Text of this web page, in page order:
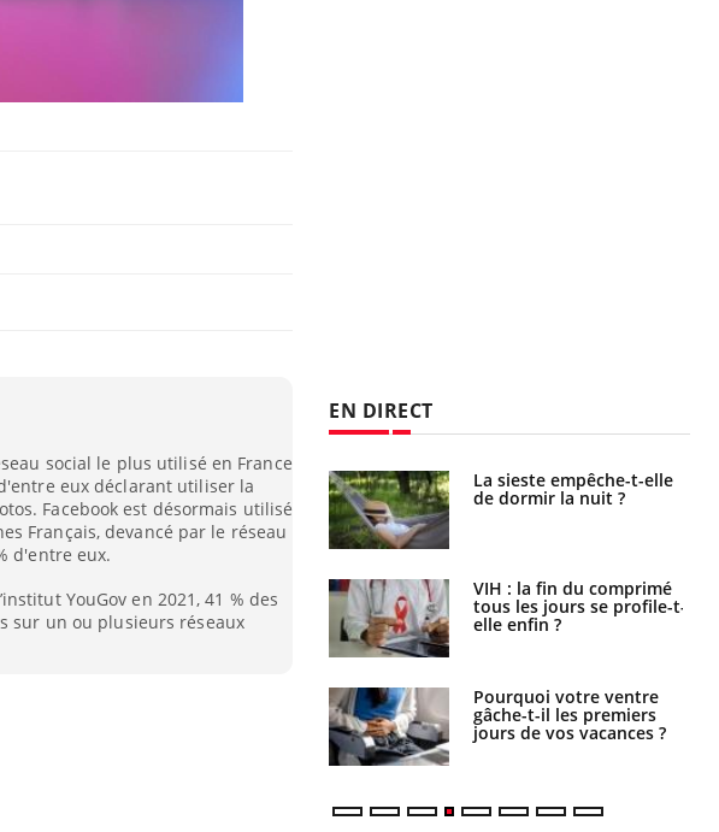
social le plus utilisé en France
eux déclarant utiliser la
Facebook est désormais utilisé
Français, devancé par le réseau
d'entre eux.
YouGov en 2021, 41 % des
sur un ou plusieurs réseaux
EN DIRECT
Chikungunya, dengue,
West Nile : que se passe-
t-il dans le sud de la
France ?
Les médicaments GLP-1
protègent-ils aussi les os
?
La sieste empêche-t-elle
de dormir la nuit ?
VIH : la fin du comprimé
tous les jours se profile-t-
elle enfin ?
Pourquoi votre ventre
gâche-t-il les premiers
jours de vos vacances ?